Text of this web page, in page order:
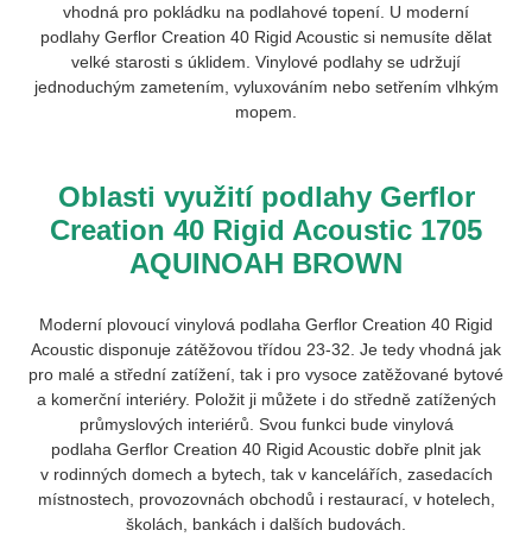
vhodná pro pokládku na podlahové topení. U moderní
podlahy Gerflor Creation 40 Rigid Acoustic si nemusíte dělat
velké starosti s úklidem. Vinylové podlahy se udržují
jednoduchým zametením, vyluxováním nebo setřením vlhkým
mopem.
Oblasti využití podlahy Gerflor
Creation 40 Rigid Acoustic 1705
AQUINOAH BROWN
Moderní plovoucí vinylová podlaha Gerflor Creation 40 Rigid
Acoustic disponuje zátěžovou třídou 23-32. Je tedy vhodná jak
pro malé a střední zatížení, tak i pro vysoce zatěžované bytové
a komerční interiéry. Položit ji můžete i do středně zatížených
průmyslových interiérů. Svou funkci bude vinylová
podlaha Gerflor Creation 40 Rigid Acoustic dobře plnit jak
v rodinných domech a bytech, tak v kancelářích, zasedacích
místnostech, provozovnách obchodů i restaurací, v hotelech,
školách, bankách i dalších budovách.